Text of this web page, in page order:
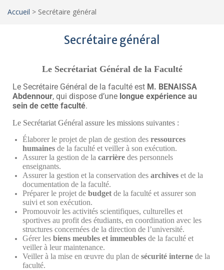
Accueil > Secrétaire général
Secrétaire général
Le Secrétariat Général de la Faculté
Le Secrétaire Général de la faculté est M. BENAISSA
Abdennour, qui dispose d’une longue expérience au
sein de cette faculté.
Le Secrétariat Général assure les missions suivantes :
Élaborer le projet de plan de gestion des ressources
humaines de la faculté et veiller à son exécution.
Assurer la gestion de la carrière des personnels
enseignants.
Assurer la gestion et la conservation des archives et de la
documentation de la faculté.
Préparer le projet de budget de la faculté et assurer son
suivi et son exécution.
Promouvoir les activités scientifiques, culturelles et
sportives au profit des étudiants, en coordination avec les
structures concernées de la direction de l’université.
Gérer les biens meubles et immeubles de la faculté et
veiller à leur maintenance.
Veiller à la mise en œuvre du plan de sécurité interne de la
faculté.